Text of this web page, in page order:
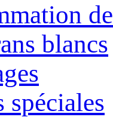
blancs
spéciales